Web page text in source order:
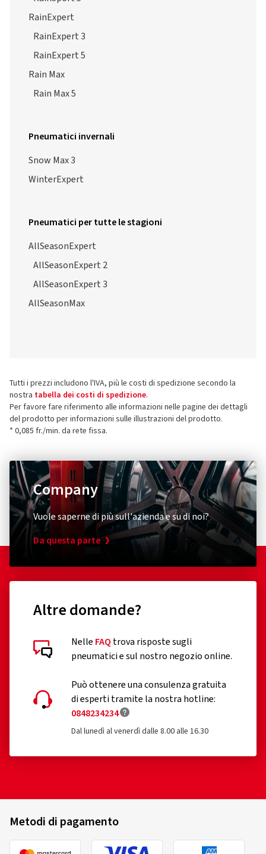
RainExpert
RainExpert 3
RainExpert 5
Rain Max
Rain Max 5
Pneumatici invernali
Snow Max 3
WinterExpert
Pneumatici per tutte le stagioni
AllSeasonExpert
AllSeasonExpert 2
AllSeasonExpert 3
AllSeasonMax
Tutti i prezzi includono l'IVA, più le costi di spedizione secondo la
nostra tabella dei costi di spedizione.
Per favore fare riferimento alle informazioni nelle pagine dei dettagli
del prodotto per informazioni sulle illustrazioni del prodotto.
* 0,085 fr./min. da rete fissa.
Company
Vuole saperne di più sull'azienda e su di noi?
Da questa parte
Altre domande?
Nelle FAQ trova risposte sugli
pneumatici e sul nostro negozio online.
Può ottenere una consulenza gratuita
di esperti tramite la nostra hotline:
0848234234
Dal lunedì al venerdì dalle 8.00 alle 16.30
Metodi di pagamento